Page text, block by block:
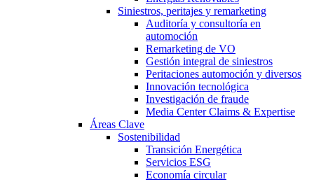
Siniestros, peritajes y remarketing
Auditoría y consultoría en
automoción
Remarketing de VO
Gestión integral de siniestros
Peritaciones automoción y diversos
Innovación tecnológica
Investigación de fraude
Media Center Claims & Expertise
Áreas Clave
Sostenibilidad
Transición Energética
Servicios ESG
Economía circular